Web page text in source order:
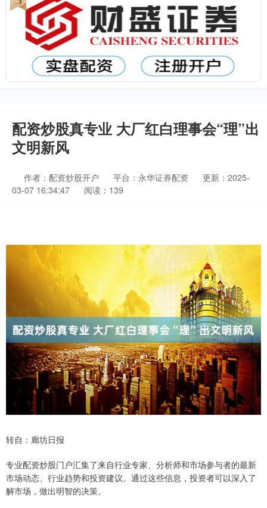
配资炒股真专业 大厂红白理事会“理”出
文明新风
作者：配资炒股开户 平台：永华证券配资
更新：2025-
03-07 16:34:47
阅读：139
转自：廊坊日报
专业配资炒股门户汇集了来自行业专家、分析师和市场参与者的最新
市场动态、行业趋势和投资建议。通过这些信息，投资者可以深入了
解市场，做出明智的决策。